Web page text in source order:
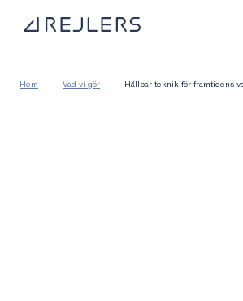
Hem Vad vi gör Hållbar teknik för framtidens